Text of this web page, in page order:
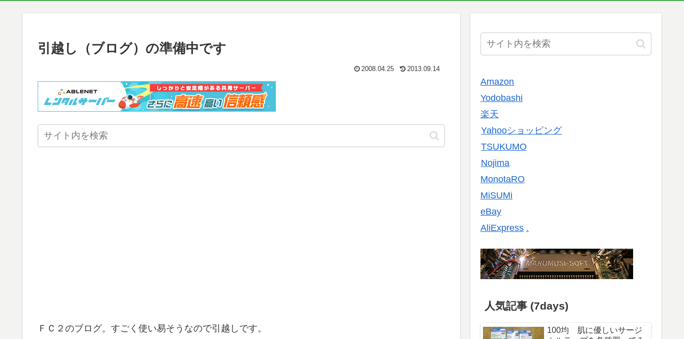
引越し（ブログ）の準備中です
2008.04.25 2013.09.14
ＦＣ２のブログ。すごく使い易そうなので引越しです。
Amazon
Yodobashi
楽天
Yahooショッピング
TSUKUMO
Nojima
MonotaRO
MiSUMi
eBay
AliExpress .
人気記事 (7days)
100均 肌に優しいサージ